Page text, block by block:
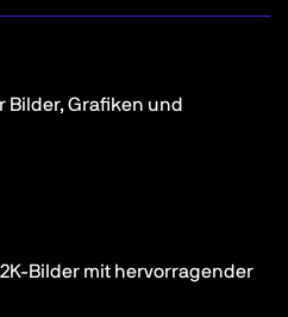
Grafiken und
Bilder mit hervorragender